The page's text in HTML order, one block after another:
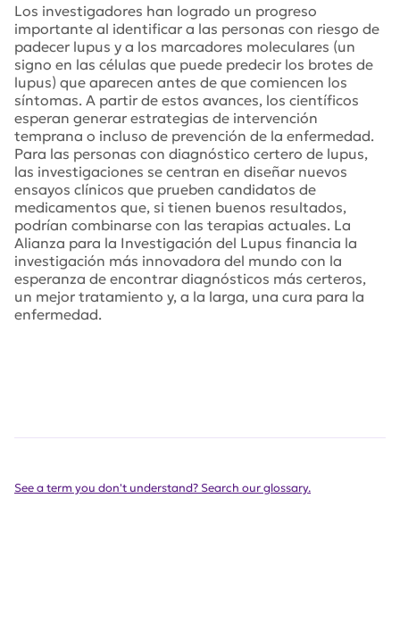
Los investigadores han logrado un progreso
importante al identificar a las personas con riesgo de
padecer lupus y a los marcadores moleculares (un
signo en las células que puede predecir los brotes de
lupus) que aparecen antes de que comiencen los
síntomas. A partir de estos avances, los científicos
esperan generar estrategias de intervención
temprana o incluso de prevención de la enfermedad.
Para las personas con diagnóstico certero de lupus,
las investigaciones se centran en diseñar nuevos
ensayos clínicos que prueben candidatos de
medicamentos que, si tienen buenos resultados,
podrían combinarse con las terapias actuales. La
Alianza para la Investigación del Lupus financia la
investigación más innovadora del mundo con la
esperanza de encontrar diagnósticos más certeros,
un mejor tratamiento y, a la larga, una cura para la
enfermedad.
See a term you don't understand? Search our glossary.